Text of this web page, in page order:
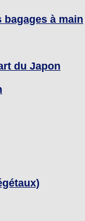
à main
du Japon